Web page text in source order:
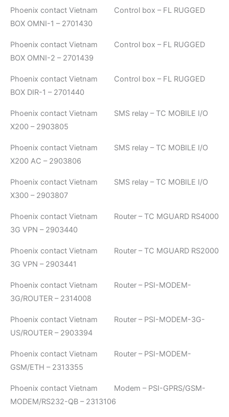
Phoenix contact Vietnam Control box – FL RUGGED
BOX OMNI-1 – 2701430
Phoenix contact Vietnam Control box – FL RUGGED
BOX OMNI-2 – 2701439
Phoenix contact Vietnam Control box – FL RUGGED
BOX DIR-1 – 2701440
Phoenix contact Vietnam SMS relay – TC MOBILE I/O
X200 – 2903805
Phoenix contact Vietnam SMS relay – TC MOBILE I/O
X200 AC – 2903806
Phoenix contact Vietnam SMS relay – TC MOBILE I/O
X300 – 2903807
Phoenix contact Vietnam Router – TC MGUARD RS4000
3G VPN – 2903440
Phoenix contact Vietnam Router – TC MGUARD RS2000
3G VPN – 2903441
Phoenix contact Vietnam Router – PSI-MODEM-
3G/ROUTER – 2314008
Phoenix contact Vietnam Router – PSI-MODEM-3G-
US/ROUTER – 2903394
Phoenix contact Vietnam Router – PSI-MODEM-
GSM/ETH – 2313355
Phoenix contact Vietnam Modem – PSI-GPRS/GSM-
MODEM/RS232-QB – 2313106